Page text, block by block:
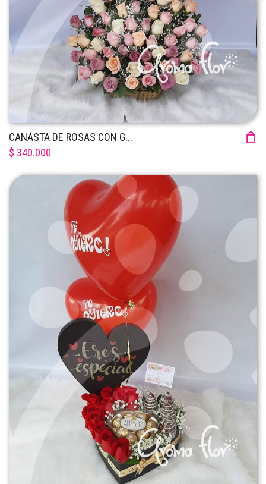
CANASTA DE ROSAS CON G...
$ 340.000